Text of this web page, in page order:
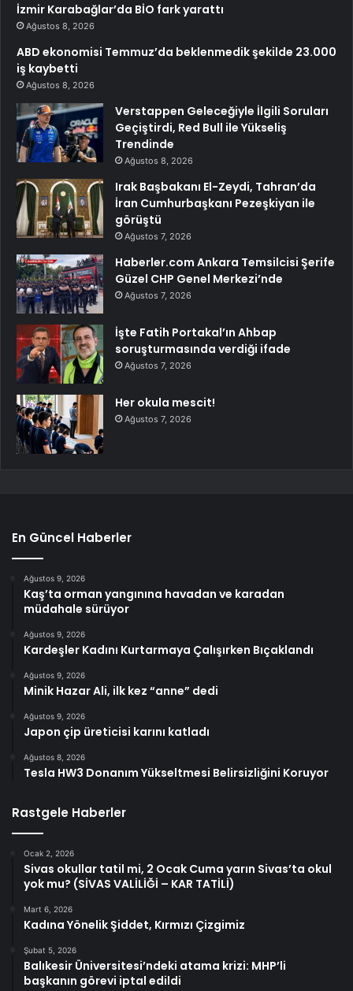
İzmir Karabağlar’da BİO fark yarattı
Ağustos 8, 2026
ABD ekonomisi Temmuz’da beklenmedik şekilde 23.000
iş kaybetti
Ağustos 8, 2026
Verstappen Geleceğiyle İlgili Soruları
Geçiştirdi, Red Bull ile Yükseliş
Trendinde
Ağustos 8, 2026
Irak Başbakanı El-Zeydi, Tahran’da
İran Cumhurbaşkanı Pezeşkiyan ile
görüştü
Ağustos 7, 2026
Haberler.com Ankara Temsilcisi Şerife
Güzel CHP Genel Merkezi’nde
Ağustos 7, 2026
İşte Fatih Portakal’ın Ahbap
soruşturmasında verdiği ifade
Ağustos 7, 2026
Her okula mescit!
Ağustos 7, 2026
En Güncel Haberler
Ağustos 9, 2026
Kaş’ta orman yangınına havadan ve karadan
müdahale sürüyor
Ağustos 9, 2026
Kardeşler Kadını Kurtarmaya Çalışırken Bıçaklandı
Ağustos 9, 2026
Minik Hazar Ali, ilk kez “anne” dedi
Ağustos 9, 2026
Japon çip üreticisi karını katladı
Ağustos 8, 2026
Tesla HW3 Donanım Yükseltmesi Belirsizliğini Koruyor
Rastgele Haberler
Ocak 2, 2026
Sivas okullar tatil mi, 2 Ocak Cuma yarın Sivas’ta okul
yok mu? (SİVAS VALİLİĞİ – KAR TATİLİ)
Mart 6, 2026
Kadına Yönelik Şiddet, Kırmızı Çizgimiz
Şubat 5, 2026
Balıkesir Üniversitesi’ndeki atama krizi: MHP’li
başkanın görevi iptal edildi